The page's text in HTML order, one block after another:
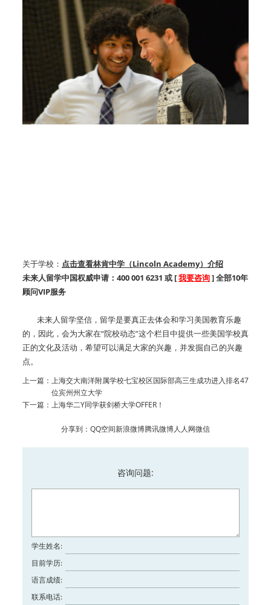
关于学校： 点击查看林肯中学（Lincoln Academy）介绍
未来人留学中国权威申请：400 001 6231 或 [我要咨询] 全部10年
顾问VIP服务
未来人留学坚信，留学是要真正去体会和学习美国教育乐趣
的，因此，会为大家在“院校动态”这个栏目中提供一些美国学校真
正的文化及活动，希望可以满足大家的兴趣，并发掘自己的兴趣
点。
上一篇： 上海交大南洋附属学校七宝校区国际部高三生成功进入排名47
位宾州州立大学
下一篇： 上海华二Y同学获剑桥大学OFFER！
分享到： QQ空间新浪微博腾讯微博人人网微信
咨询问题:
学生姓名:
目前学历:
语言成绩:
联系电话: